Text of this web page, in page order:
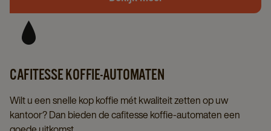
CAFITESSE KOFFIE-AUTOMATEN
Wilt u een snelle kop koffie mét kwaliteit zetten op uw
kantoor? Dan bieden de cafitesse koffie-automaten een